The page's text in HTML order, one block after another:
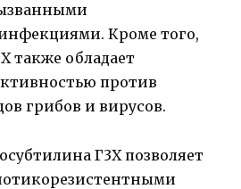
Кроме того,
также обладает
против
грибов и вирусов.
Г3Х позволяет